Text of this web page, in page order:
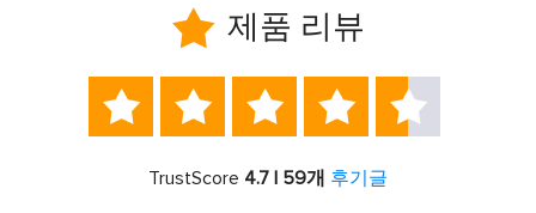
 제품 리뷰
    
TrustScore 4.7 | 59개 후기글